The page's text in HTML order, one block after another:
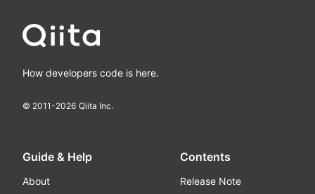
How developers code is here.
© 2011-2026 Qiita Inc.
Guide & Help
About
Contents
Release Note